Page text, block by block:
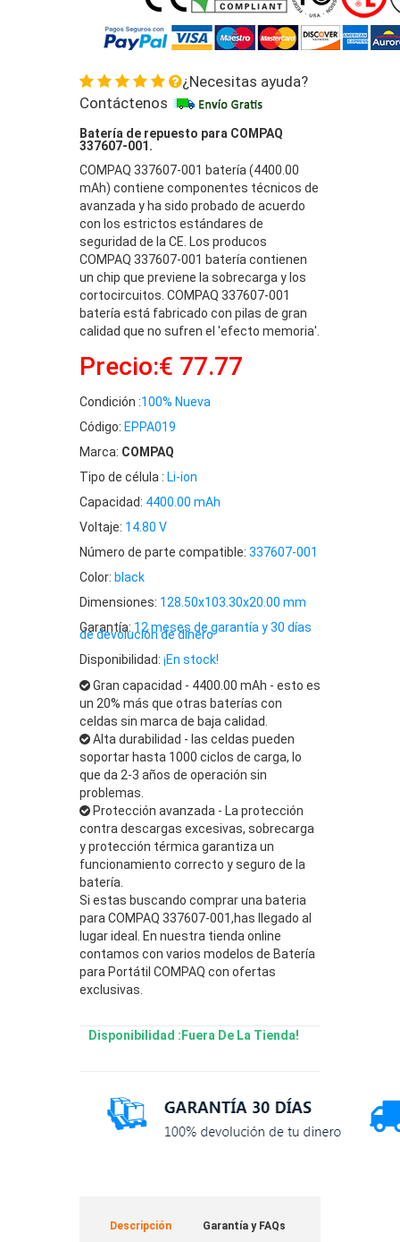
¿Necesitas ayuda?
Contáctenos
Batería de repuesto para COMPAQ
337607-001.
COMPAQ 337607-001 batería (4400.00
mAh) contiene componentes técnicos de
avanzada y ha sido probado de acuerdo
con los estrictos estándares de
seguridad de la CE. Los producos
COMPAQ 337607-001 batería contienen
un chip que previene la sobrecarga y los
cortocircuitos. COMPAQ 337607-001
batería está fabricado con pilas de gran
calidad que no sufren el 'efecto memoria'.
Precio:€ 77.77
Condición :100% Nueva
Código: EPPA019
Marca: COMPAQ
Tipo de célula : Li-ion
Capacidad: 4400.00 mAh
Voltaje: 14.80 V
Número de parte compatible: 337607-001
Color: black
Dimensiones: 128.50x103.30x20.00 mm
Garantía: 12 meses de garantía y 30 días
de devolución de dinero
Disponibilidad: ¡En stock!
Gran capacidad - 4400.00 mAh - esto es
un 20% más que otras baterías con
celdas sin marca de baja calidad.
Alta durabilidad - las celdas pueden
soportar hasta 1000 ciclos de carga, lo
que da 2-3 años de operación sin
problemas.
Protección avanzada - La protección
contra descargas excesivas, sobrecarga
y protección térmica garantiza un
funcionamiento correcto y seguro de la
batería.
Si estas buscando comprar una bateria
para COMPAQ 337607-001,has llegado al
lugar ideal. En nuestra tienda online
contamos con varios modelos de Batería
para Portátil COMPAQ con ofertas
exclusivas.
Disponibilidad :Fuera De La Tienda!
Descripción Garantía y FAQs